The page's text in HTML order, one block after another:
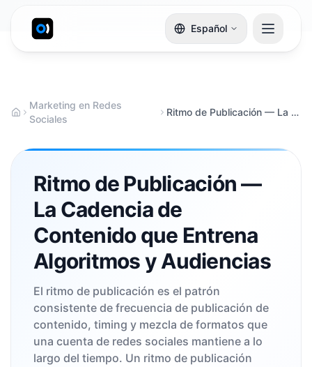
Español
Marketing en Redes
Sociales
Ritmo de Publicación — La Cadencia de Contenido que Entrena Algoritmos y Audiencias
Ritmo de Publicación —
La Cadencia de
Contenido que Entrena
Algoritmos y Audiencias
El ritmo de publicación es el patrón
consistente de frecuencia de publicación de
contenido, timing y mezcla de formatos que
una cuenta de redes sociales mantiene a lo
largo del tiempo. Un ritmo de publicación